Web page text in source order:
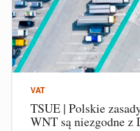
VAT
TSUE | Polskie
WNT są niezgodne z